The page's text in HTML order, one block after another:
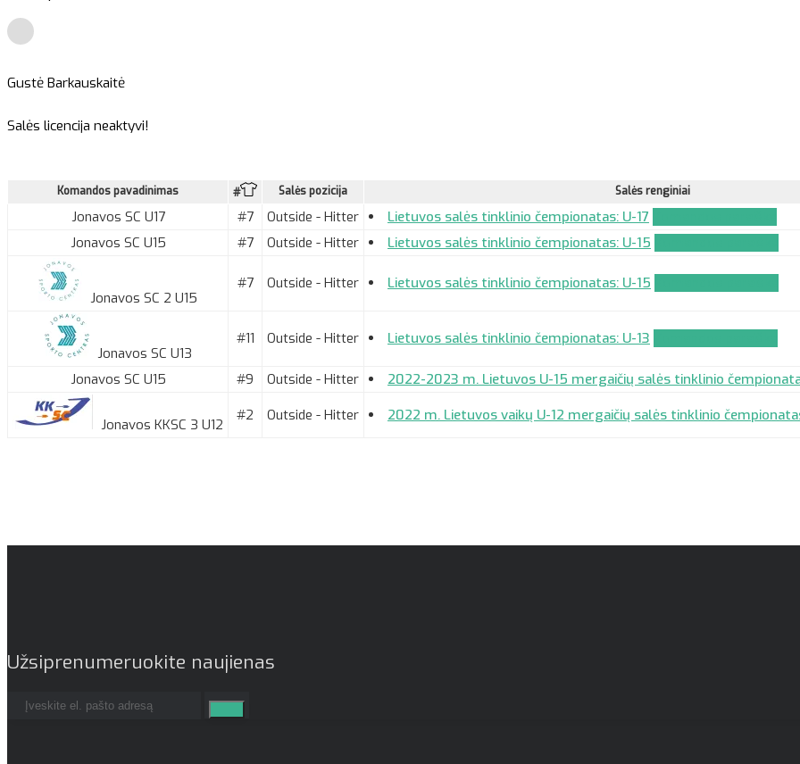
Gustė Barkauskaitė
Salės licencija neaktyvi!
Komandos pavadinimas # Salės pozicija Salės renginiai
Jonavos SC U17 #7 Outside - Hitter Lietuvos salės tinklinio čempionatas: U-17
Jonavos SC U15
#7 Outside - Hitter Lietuvos salės tinklinio čempionatas: U-15
Jonavos SC 2 U15
#7 Outside - Hitter Lietuvos salės tinklinio čempionatas: U-15
Jonavos SC U13
#11 Outside - Hitter Lietuvos salės tinklinio čempionatas: U-13
Jonavos SC U15 #9 Outside - Hitter 2022-2023 m. Lietuvos U-15 mergaičių salės tinklinio
Jonavos KKSC 3 U12
#2 Outside - Hitter 2022 m. Lietuvos vaikų U-12 mergaičių salės tinklinio
Užsiprenumeruokite naujienas